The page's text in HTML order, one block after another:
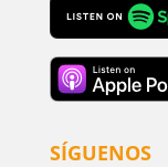
SÍGUENOS